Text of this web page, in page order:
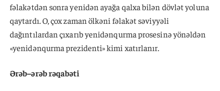
fəlakətdən sonra yenidən ayağa qalxa bilən dövlət yoluna
qaytardı. O, çox zaman ölkəni fəlakət səviyyəli
dağıntılardan çıxarıb yenidənqurma prosesinə yönəldən
«yenidənqurma prezidenti» kimi xatırlanır.
Ərəb–ərəb rəqabəti